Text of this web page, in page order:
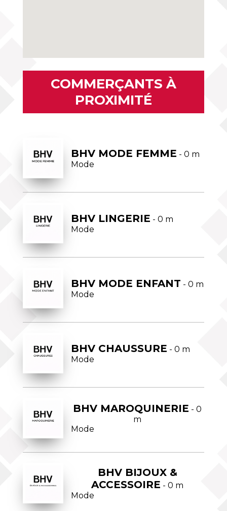
COMMERÇANTS À
PROXIMITÉ
BHV MODE FEMME - 0 m
Mode
BHV LINGERIE - 0 m
Mode
BHV MODE ENFANT - 0 m
Mode
BHV CHAUSSURE - 0 m
Mode
BHV MAROQUINERIE - 0
m
Mode
BHV BIJOUX &
ACCESSOIRE - 0 m
Mode